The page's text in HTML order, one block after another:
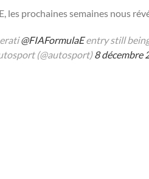
les prochaines semaines nous
@FIAFormulaEentry still
(@autosport)8 décembre